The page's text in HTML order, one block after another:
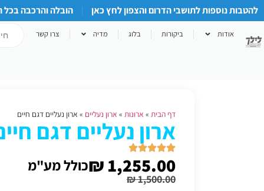
להטבות נוספות לתושבי הדרום והצפון לחץ כאן הובלה והרכבה
אודות ביקורות בלוג מדיה צרו קשר
דף הבית » ארונות » ארון נעליים » ארון נעליים דגם חיים
ארון נעליים דגם
₪1,500.00
₪ 1,255.00 כולל מע"מ